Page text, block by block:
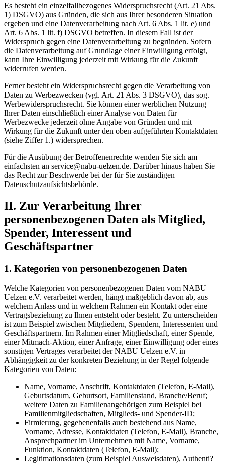
Es besteht ein einzelfallbezogenes Widerspruchsrecht (Art. 21 Abs.
1) DSGVO) aus Gründen, die sich aus Ihrer besonderen Situation
ergeben und eine Datenverarbeitung nach Art. 6 Abs. 1 lit. e) und
Art. 6 Abs. 1 lit. f) DSGVO betreffen. In diesem Fall ist der
Widerspruch gegen eine Datenverarbeitung zu begründen. Sofern
die Datenverarbeitung auf Grundlage einer Einwilligung erfolgt,
kann Ihre Einwilligung jederzeit mit Wirkung für die Zukunft
widerrufen werden.
Ferner besteht ein Widerspruchsrecht gegen die Verarbeitung von
Daten zu Werbezwecken (vgl. Art. 21 Abs. 3 DSGVO), das sog.
Werbewiderspruchsrecht. Sie können einer werblichen Nutzung
Ihrer Daten einschließlich einer Analyse von Daten für
Werbezwecke jederzeit ohne Angabe von Gründen und mit
Wirkung für die Zukunft unter den oben aufgeführten Kontaktdaten
(siehe Ziffer 1.) widersprechen.
Für die Ausübung der Betroffenenrechte wenden Sie sich am
einfachsten an service@nabu-uelzen.de. Darüber hinaus haben Sie
das Recht zur Beschwerde bei der für Sie zuständigen
Datenschutzaufsichtsbehörde.
II. Zur Verarbeitung Ihrer
personenbezogenen Daten als Mitglied,
Spender, Interessent und
Geschäftspartner
1. Kategorien von personenbezogenen Daten
Welche Kategorien von personenbezogenen Daten vom NABU
Uelzen e.V. verarbeitet werden, hängt maßgeblich davon ab, aus
welchem Anlass und in welchem Rahmen ein Kontakt oder eine
Vertragsbeziehung zu Ihnen entsteht oder besteht. Zu unterscheiden
ist zum Beispiel zwischen Mitgliedern, Spendern, Interessenten und
Geschäftspartnern. Im Rahmen einer Mitgliedschaft, einer Spende,
einer Mitmach-Aktion, einer Anfrage, einer Einwilligung oder eines
sonstigen Vertrages verarbeitet der NABU Uelzen e.V. in
Abhängigkeit zu der konkreten Beziehung in der Regel folgende
Kategorien von Daten:
Name, Vorname, Anschrift, Kontaktdaten (Telefon, E-Mail),
Geburtsdatum, Geburtsort, Familienstand, Branche/Beruf;
weitere Daten zu Familienangehörigen zum Beispiel bei
Familienmitgliedschaften, Mitglieds- und Spender-ID;
Firmierung, gegebenenfalls auch bestehend aus Name,
Vorname, Adresse, Kontaktdaten (Telefon, E-Mail), Branche,
Ansprechpartner im Unternehmen mit Name, Vorname,
Funktion, Kontaktdaten (Telefon, E-Mail);
Legitimationsdaten (zum Beispiel Ausweisdaten), Authenti?